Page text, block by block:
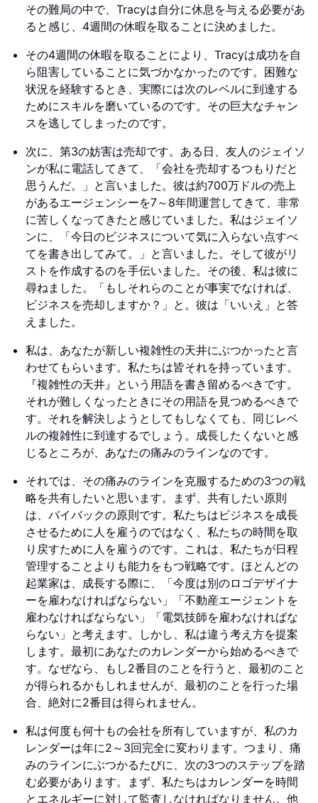
その難局の中で、Tracyは自分に休息を与える必要があ
ると感じ、4週間の休暇を取ることに決めました。
その4週間の休暇を取ることにより、Tracyは成功を自
ら阻害していることに気づかなかったのです。困難な
状況を経験するとき、実際には次のレベルに到達する
ためにスキルを磨いているのです。その巨大なチャン
スを逃してしまったのです。
次に、第3の妨害は売却です。ある日、友人のジェイソ
ンが私に電話してきて、「会社を売却するつもりだと
思うんだ。」と言いました。彼は約700万ドルの売上
があるエージェンシーを7～8年間運営してきて、非常
に苦しくなってきたと感じていました。私はジェイソ
ンに、「今日のビジネスについて気に入らない点すべ
てを書き出してみて。」と言いました。そして彼がリ
ストを作成するのを手伝いました。その後、私は彼に
尋ねました。「もしそれらのことが事実でなければ、
ビジネスを売却しますか？」と。彼は「いいえ」と答
えました。
私は、あなたが新しい複雑性の天井にぶつかったと言
わせてもらいます。私たちは皆それを持っています。
『複雑性の天井』という用語を書き留めるべきです。
それが難しくなったときにその用語を見つめるべきで
す。それを解決しようとしてもしなくても、同じレベ
ルの複雑性に到達するでしょう。成長したくないと感
じるところが、あなたの痛みのラインなのです。
それでは、その痛みのラインを克服するための3つの戦
略を共有したいと思います。まず、共有したい原則
は、バイバックの原則です。私たちはビジネスを成長
させるために人を雇うのではなく、私たちの時間を取
り戻すために人を雇うのです。これは、私たちが日程
管理することよりも能力をもつ戦略です。ほとんどの
起業家は、成長する際に、「今度は別のロゴデザイナ
ーを雇わなければならない」「不動産エージェントを
雇わなければならない」「電気技師を雇わなければな
らない」と考えます。しかし、私は違う考え方を提案
します。最初にあなたのカレンダーから始めるべきで
す。なぜなら、もし2番目のことを行うと、最初のこと
が得られるかもしれませんが、最初のことを行った場
合、絶対に2番目は得られません。
私は何度も何十もの会社を所有していますが、私のカ
レンダーは年に2～3回完全に変わります。つまり、痛
みのラインにぶつかるたびに、次の3つのステップを踏
む必要があります。まず、私たちはカレンダーを時間
とエネルギーに対して監査しなければなりません。他